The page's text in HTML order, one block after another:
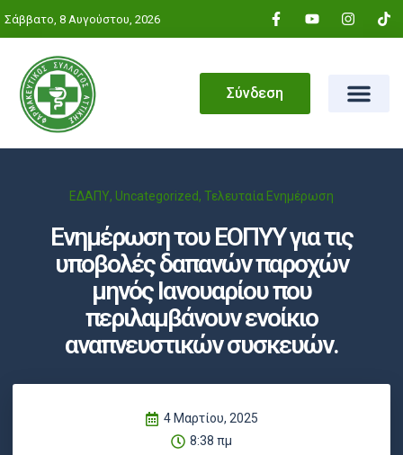
Σάββατο, 8 Αυγούστου, 2026
Σύνδεση
ΕΔΑΠΥ, Uncategorized, Τελευταία Ενημέρωση
Ενημέρωση του ΕΟΠΥΥ για τις
υποβολές δαπανών παροχών
μηνός Ιανουαρίου που
περιλαμβάνουν ενοίκιο
αναπνευστικών συσκευών.
4 Μαρτίου, 2025
8:38 πμ